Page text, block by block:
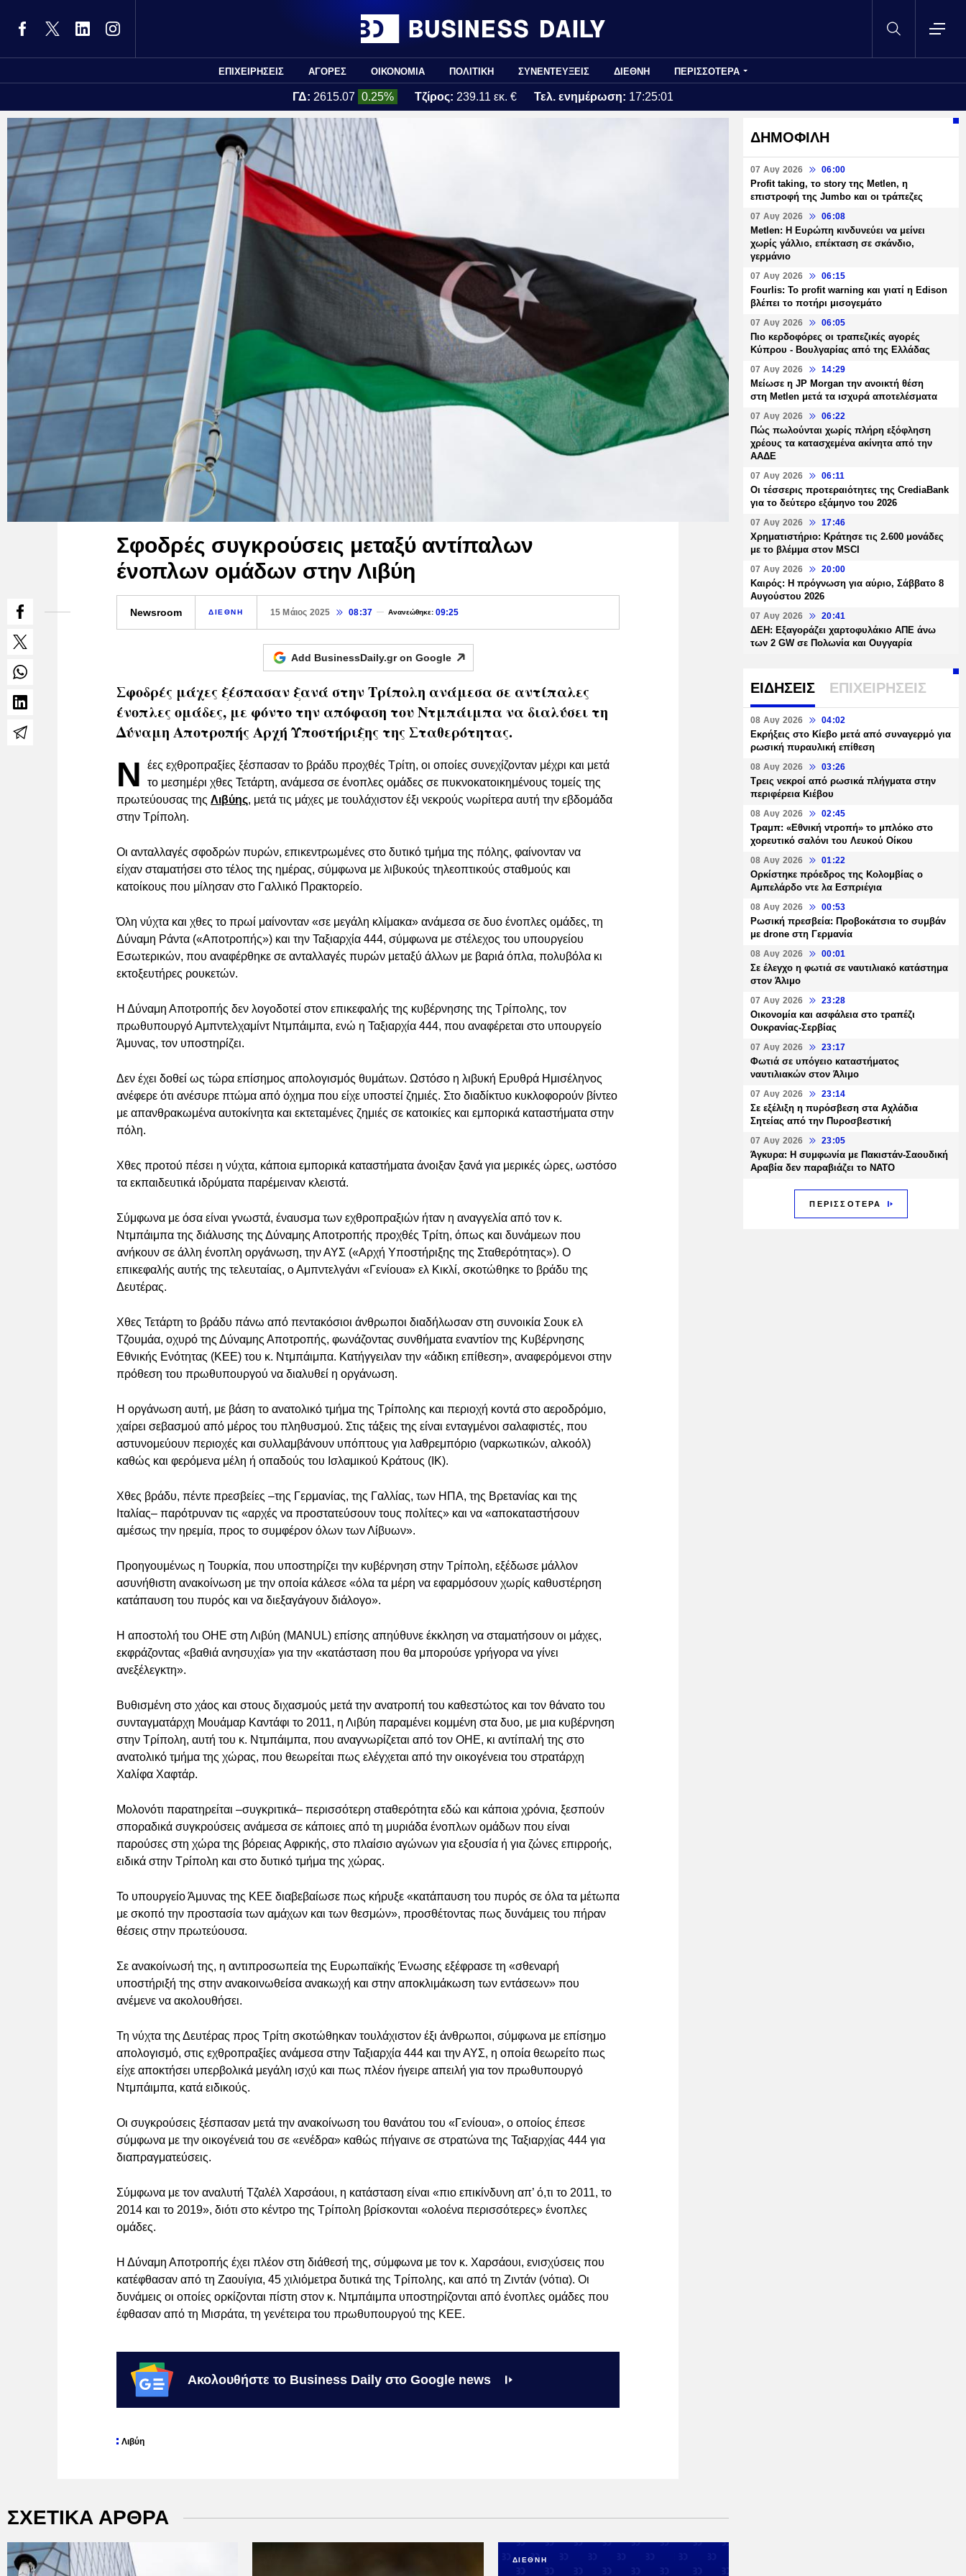
ΕΠΙΧΕΙΡΗΣΕΙΣ ΑΓΟΡΕΣ ΟΙΚΟΝΟΜΙΑ ΠΟΛΙΤΙΚΗ ΣΥΝΕΝΤΕΥΞΕΙΣ ΔΙΕΘΝΗ ΠΕΡΙΣΣΟΤΕΡΑ
ΓΔ: 2615.07 0.25% Τζίρος: 239.11 εκ. € Τελ. ενημέρωση: 17:25:01
Σφοδρές συγκρούσεις μεταξύ αντίπαλων
ένοπλων ομάδων στην Λιβύη
Newsroom ΔΙΕΘΝΗ 15 Μάιος 2025 08:37 Ανανεώθηκε: 09:25
Add BusinessDaily.gr on Google
Σφοδρές μάχες ξέσπασαν ξανά στην Τρίπολη ανάμεσα σε αντίπαλες
ένοπλες ομάδες, με φόντο την απόφαση του Ντμπάιμπα να διαλύσει τη
Δύναμη Αποτροπής Αρχή Υποστήριξης της Σταθερότητας.
Ν
έες εχθροπραξίες ξέσπασαν το βράδυ προχθές Τρίτη, οι οποίες συνεχίζονταν μέχρι και μετά
το μεσημέρι χθες Τετάρτη, ανάμεσα σε ένοπλες ομάδες σε πυκνοκατοικημένους τομείς της
πρωτεύουσας της Λιβύης, μετά τις μάχες με τουλάχιστον έξι νεκρούς νωρίτερα αυτή την εβδομάδα
στην Τρίπολη.
Οι ανταλλαγές σφοδρών πυρών, επικεντρωμένες στο δυτικό τμήμα της πόλης, φαίνονταν να
είχαν σταματήσει στο τέλος της ημέρας, σύμφωνα με λιβυκούς τηλεοπτικούς σταθμούς και
κατοίκους που μίλησαν στο Γαλλικό Πρακτορείο.
Όλη νύχτα και χθες το πρωί μαίνονταν «σε μεγάλη κλίμακα» ανάμεσα σε δυο ένοπλες ομάδες, τη
Δύναμη Ράντα («Αποτροπής») και την Ταξιαρχία 444, σύμφωνα με στέλεχος του υπουργείου
Εσωτερικών, που αναφέρθηκε σε ανταλλαγές πυρών μεταξύ άλλων με βαριά όπλα, πολυβόλα κι
εκτοξευτήρες ρουκετών.
Η Δύναμη Αποτροπής δεν λογοδοτεί στον επικεφαλής της κυβέρνησης της Τρίπολης, τον
πρωθυπουργό Αμπντελχαμίντ Ντμπάιμπα, ενώ η Ταξιαρχία 444, που αναφέρεται στο υπουργείο
Άμυνας, τον υποστηρίζει.
Δεν έχει δοθεί ως τώρα επίσημος απολογισμός θυμάτων. Ωστόσο η λιβυκή Ερυθρά Ημισέληνος
ανέφερε ότι ανέσυρε πτώμα από όχημα που είχε υποστεί ζημιές. Στο διαδίκτυο κυκλοφορούν βίντεο
με απανθρακωμένα αυτοκίνητα και εκτεταμένες ζημιές σε κατοικίες και εμπορικά καταστήματα στην
πόλη.
Χθες προτού πέσει η νύχτα, κάποια εμπορικά καταστήματα άνοιξαν ξανά για μερικές ώρες, ωστόσο
τα εκπαιδευτικά ιδρύματα παρέμειναν κλειστά.
Σύμφωνα με όσα είναι γνωστά, έναυσμα των εχθροπραξιών ήταν η αναγγελία από τον κ.
Ντμπάιμπα της διάλυσης της Δύναμης Αποτροπής προχθές Τρίτη, όπως και δυνάμεων που
ανήκουν σε άλλη ένοπλη οργάνωση, την ΑΥΣ («Αρχή Υποστήριξης της Σταθερότητας»). Ο
επικεφαλής αυτής της τελευταίας, ο Αμπντελγάνι «Γενίουα» ελ Κικλί, σκοτώθηκε το βράδυ της
Δευτέρας.
Χθες Τετάρτη το βράδυ πάνω από πεντακόσιοι άνθρωποι διαδήλωσαν στη συνοικία Σουκ ελ
Τζουμάα, οχυρό της Δύναμης Αποτροπής, φωνάζοντας συνθήματα εναντίον της Κυβέρνησης
Εθνικής Ενότητας (ΚΕΕ) του κ. Ντμπάιμπα. Κατήγγειλαν την «άδικη επίθεση», αναφερόμενοι στην
πρόθεση του πρωθυπουργού να διαλυθεί η οργάνωση.
Η οργάνωση αυτή, με βάση το ανατολικό τμήμα της Τρίπολης και περιοχή κοντά στο αεροδρόμιο,
χαίρει σεβασμού από μέρος του πληθυσμού. Στις τάξεις της είναι ενταγμένοι σαλαφιστές, που
αστυνομεύουν περιοχές και συλλαμβάνουν υπόπτους για λαθρεμπόριο (ναρκωτικών, αλκοόλ)
καθώς και φερόμενα μέλη ή οπαδούς του Ισλαμικού Κράτους (ΙΚ).
Χθες βράδυ, πέντε πρεσβείες –της Γερμανίας, της Γαλλίας, των ΗΠΑ, της Βρετανίας και της
Ιταλίας– παρότρυναν τις «αρχές να προστατεύσουν τους πολίτες» και να «αποκαταστήσουν
αμέσως την ηρεμία, προς το συμφέρον όλων των Λίβυων».
Προηγουμένως η Τουρκία, που υποστηρίζει την κυβέρνηση στην Τρίπολη, εξέδωσε μάλλον
ασυνήθιστη ανακοίνωση με την οποία κάλεσε «όλα τα μέρη να εφαρμόσουν χωρίς καθυστέρηση
κατάπαυση του πυρός και να διεξαγάγουν διάλογο».
Η αποστολή του ΟΗΕ στη Λιβύη (MANUL) επίσης απηύθυνε έκκληση να σταματήσουν οι μάχες,
εκφράζοντας «βαθιά ανησυχία» για την «κατάσταση που θα μπορούσε γρήγορα να γίνει
ανεξέλεγκτη».
Βυθισμένη στο χάος και στους διχασμούς μετά την ανατροπή του καθεστώτος και τον θάνατο του
συνταγματάρχη Μουάμαρ Καντάφι το 2011, η Λιβύη παραμένει κομμένη στα δυο, με μια κυβέρνηση
στην Τρίπολη, αυτή του κ. Ντμπάιμπα, που αναγνωρίζεται από τον ΟΗΕ, κι αντίπαλή της στο
ανατολικό τμήμα της χώρας, που θεωρείται πως ελέγχεται από την οικογένεια του στρατάρχη
Χαλίφα Χαφτάρ.
Μολονότι παρατηρείται –συγκριτικά– περισσότερη σταθερότητα εδώ και κάποια χρόνια, ξεσπούν
σποραδικά συγκρούσεις ανάμεσα σε κάποιες από τη μυριάδα ένοπλων ομάδων που είναι
παρούσες στη χώρα της βόρειας Αφρικής, στο πλαίσιο αγώνων για εξουσία ή για ζώνες επιρροής,
ειδικά στην Τρίπολη και στο δυτικό τμήμα της χώρας.
Το υπουργείο Άμυνας της ΚΕΕ διαβεβαίωσε πως κήρυξε «κατάπαυση του πυρός σε όλα τα μέτωπα
με σκοπό την προστασία των αμάχων και των θεσμών», προσθέτοντας πως δυνάμεις του πήραν
θέσεις στην πρωτεύουσα.
Σε ανακοίνωσή της, η αντιπροσωπεία της Ευρωπαϊκής Ένωσης εξέφρασε τη «σθεναρή
υποστήριξή της στην ανακοινωθείσα ανακωχή και στην αποκλιμάκωση των εντάσεων» που
ανέμενε να ακολουθήσει.
Τη νύχτα της Δευτέρας προς Τρίτη σκοτώθηκαν τουλάχιστον έξι άνθρωποι, σύμφωνα με επίσημο
απολογισμό, στις εχθροπραξίες ανάμεσα στην Ταξιαρχία 444 και την ΑΥΣ, η οποία θεωρείτο πως
είχε αποκτήσει υπερβολικά μεγάλη ισχύ και πως πλέον ήγειρε απειλή για τον πρωθυπουργό
Ντμπάιμπα, κατά ειδικούς.
Οι συγκρούσεις ξέσπασαν μετά την ανακοίνωση του θανάτου του «Γενίουα», ο οποίος έπεσε
σύμφωνα με την οικογένειά του σε «ενέδρα» καθώς πήγαινε σε στρατώνα της Ταξιαρχίας 444 για
διαπραγματεύσεις.
Σύμφωνα με τον αναλυτή Τζαλέλ Χαρσάουι, η κατάσταση είναι «πιο επικίνδυνη απ’ ό,τι το 2011, το
2014 και το 2019», διότι στο κέντρο της Τρίπολη βρίσκονται «ολοένα περισσότερες» ένοπλες
ομάδες.
Η Δύναμη Αποτροπής έχει πλέον στη διάθεσή της, σύμφωνα με τον κ. Χαρσάουι, ενισχύσεις που
κατέφθασαν από τη Ζαουίγια, 45 χιλιόμετρα δυτικά της Τρίπολης, και από τη Ζιντάν (νότια). Οι
δυνάμεις οι οποίες ορκίζονται πίστη στον κ. Ντμπάιμπα υποστηρίζονται από ένοπλες ομάδες που
έφθασαν από τη Μισράτα, τη γενέτειρα του πρωθυπουργού της ΚΕΕ.
Ακολουθήστε το Business Daily στο Google news
Λιβύη
ΣΧΕΤΙΚΑ ΑΡΘΡΑ
ΔΙΕΘΝΗ
ΔΗΜΟΦΙΛΗ
07 Αυγ 2026 06:00
Profit taking, το story της Metlen, η
επιστροφή της Jumbo και οι τράπεζες
07 Αυγ 2026 06:08
Metlen: Η Ευρώπη κινδυνεύει να μείνει
χωρίς γάλλιο, επέκταση σε σκάνδιο,
γερμάνιο
07 Αυγ 2026 06:15
Fourlis: Το profit warning και γιατί η Edison
βλέπει το ποτήρι μισογεμάτο
07 Αυγ 2026 06:05
Πιο κερδοφόρες οι τραπεζικές αγορές
Κύπρου - Βουλγαρίας από της Ελλάδας
07 Αυγ 2026 14:29
Μείωσε η JP Morgan την ανοικτή θέση
στη Metlen μετά τα ισχυρά αποτελέσματα
07 Αυγ 2026 06:22
Πώς πωλούνται χωρίς πλήρη εξόφληση
χρέους τα κατασχεμένα ακίνητα από την
ΑΑΔΕ
07 Αυγ 2026 06:11
Οι τέσσερις προτεραιότητες της CrediaBank
για το δεύτερο εξάμηνο του 2026
07 Αυγ 2026 17:46
Χρηματιστήριο: Κράτησε τις 2.600 μονάδες
με το βλέμμα στον MSCI
07 Αυγ 2026 20:00
Καιρός: Η πρόγνωση για αύριο, Σάββατο 8
Αυγούστου 2026
07 Αυγ 2026 20:41
ΔΕΗ: Εξαγοράζει χαρτοφυλάκιο ΑΠΕ άνω
των 2 GW σε Πολωνία και Ουγγαρία
ΕΙΔΗΣΕΙΣ ΕΠΙΧΕΙΡΗΣΕΙΣ
08 Αυγ 2026 04:02
Εκρήξεις στο Κίεβο μετά από συναγερμό για
ρωσική πυραυλική επίθεση
08 Αυγ 2026 03:26
Τρεις νεκροί από ρωσικά πλήγματα στην
περιφέρεια Κιέβου
08 Αυγ 2026 02:45
Τραμπ: «Εθνική ντροπή» το μπλόκο στο
χορευτικό σαλόνι του Λευκού Οίκου
08 Αυγ 2026 01:22
Ορκίστηκε πρόεδρος της Κολομβίας ο
Αμπελάρδο ντε λα Εσπριέγια
08 Αυγ 2026 00:53
Ρωσική πρεσβεία: Προβοκάτσια το συμβάν
με drone στη Γερμανία
08 Αυγ 2026 00:01
Σε έλεγχο η φωτιά σε ναυτιλιακό κατάστημα
στον Άλιμο
07 Αυγ 2026 23:28
Οικονομία και ασφάλεια στο τραπέζι
Ουκρανίας-Σερβίας
07 Αυγ 2026 23:17
Φωτιά σε υπόγειο καταστήματος
ναυτιλιακών στον Άλιμο
07 Αυγ 2026 23:14
Σε εξέλιξη η πυρόσβεση στα Αχλάδια
Σητείας από την Πυροσβεστική
07 Αυγ 2026 23:05
Άγκυρα: Η συμφωνία με Πακιστάν-Σαουδική
Αραβία δεν παραβιάζει το ΝΑΤΟ
ΠΕΡΙΣΣΟΤΕΡΑ